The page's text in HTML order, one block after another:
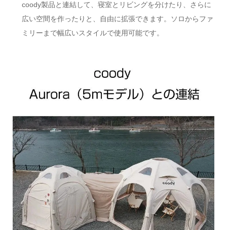
coody製品と連結して、寝室とリビングを分けたり、さらに
広い空間を作ったりと、自由に拡張できます。ソロからファ
ミリーまで幅広いスタイルで使用可能です。